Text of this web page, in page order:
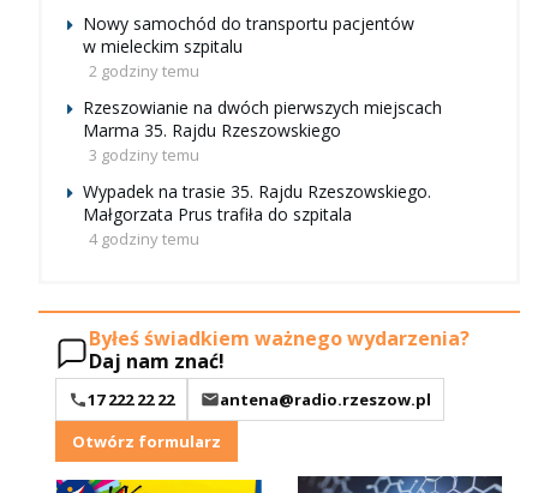
Nowy samochód do transportu pacjentów
w mieleckim szpitalu
2 godziny temu
Rzeszowianie na dwóch pierwszych miejscach
Marma 35. Rajdu Rzeszowskiego
3 godziny temu
Wypadek na trasie 35. Rajdu Rzeszowskiego.
Małgorzata Prus trafiła do szpitala
4 godziny temu
Byłeś świadkiem ważnego wydarzenia?
Daj nam znać!
17 222 22 22
antena@radio.rzeszow.pl
Otwórz formularz